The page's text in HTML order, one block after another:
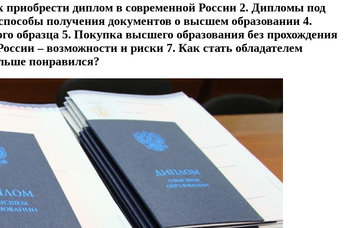
приобрести диплом в современной России 2. Дипломы под
получения документов о высшем образовании 4.
образца 5. Покупка высшего образования без прохождения
– возможности и риски 7. Как стать обладателем
понравился?